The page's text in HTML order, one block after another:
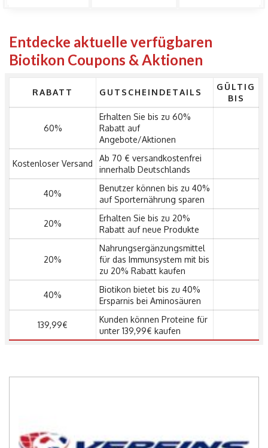
Entdecke aktuelle verfügbaren
Biotikon Coupons & Aktionen
RABATT GUTSCHEINDETAILS
GÜLTIG
BIS
60%
Erhalten Sie bis zu 60%
Rabatt auf
Angebote/Aktionen
Kostenloser Versand
Ab 70 € versandkostenfrei
innerhalb Deutschlands
40%
Benutzer können bis zu 40%
auf Sporternährung sparen
20%
Erhalten Sie bis zu 20%
Rabatt auf neue Produkte
20%
Nahrungsergänzungsmittel
für das Immunsystem mit bis
zu 20% Rabatt kaufen
40%
Biotikon bietet bis zu 40%
Ersparnis bei Aminosäuren
139,99€
Kunden können Proteine ​​für
unter 139,99€ kaufen